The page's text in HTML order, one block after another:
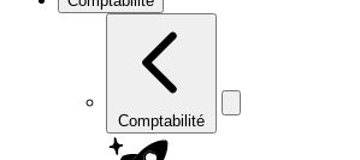
Comptabilité